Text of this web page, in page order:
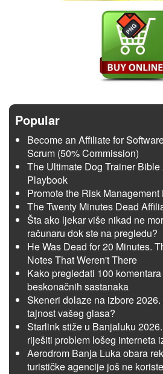
Popular
Become an Affiliate for
Scrum (50% Commission)
The Ultimate Dog Trainer
Playbook
Promote the Risk
The Twenty Minutes Dead
Šta ako ljekar više nikad ne
računaru dok ste na pregledu?
He Was Dead for 20 Minutes.
Notes That Weren't There
Kako pregledati 100
beskonačnih sastanaka
Skeneri dolaze na izbore
tajnost vašeg glasa?
Starlink stiže u Banjaluku
riješiti problem lošeg interneta
Aerodrom Banja Luka obara
turističke agencije još ne